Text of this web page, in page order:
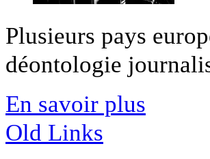
Plusieurs pays
déontologie
En savoir plus
Old Links